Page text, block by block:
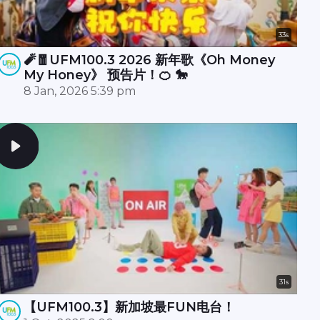
33s
🧨🧧UFM100.3 2026 新年歌《Oh Money
My Honey》 预告片！🍊 🐎
8 Jan, 2026 5:39 pm
31s
【UFM100.3】新加坡最FUN电台！